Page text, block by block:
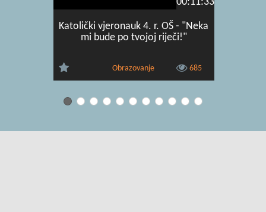
00:11:33
Katolički vjeronauk 4. r. OŠ - "Neka
mi bude po tvojoj riječi!"
Obrazovanje 685